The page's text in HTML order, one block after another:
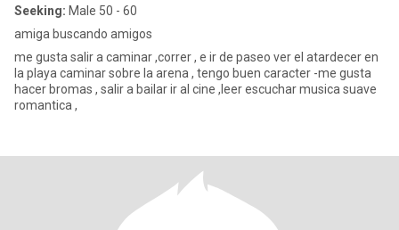
Seeking: Male 50 - 60
amiga buscando amigos
me gusta salir a caminar ,correr , e ir de paseo ver el atardecer en
la playa caminar sobre la arena , tengo buen caracter -me gusta
hacer bromas , salir a bailar ir al cine ,leer escuchar musica suave
romantica ,